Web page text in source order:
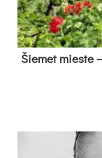
Šie­met mies­te